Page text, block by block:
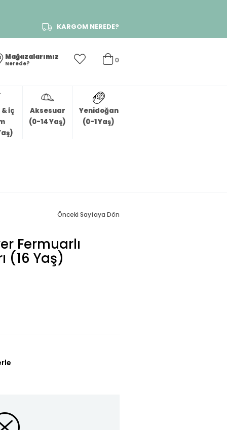
KARGOM NEREDE?
0
Mağazalarımız
Nerede?
İç
Aksesuar
(0-14 Yaş)
Yenidoğan
(0-1 Yaş)
Önceki Sayfaya Dön
Fermuarlı
(16 Yaş)